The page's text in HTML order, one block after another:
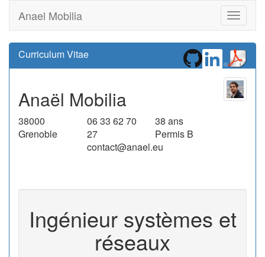
Menu
Anael Mobilia
Curriculum Vitae
Anaël Mobilia
38000
Grenoble
06 33 62 70
27
contact@anael.eu
38 ans
Permis B
Ingénieur systèmes et
réseaux